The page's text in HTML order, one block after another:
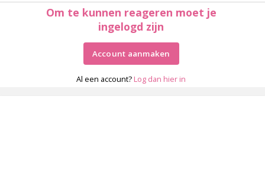
Om te kunnen reageren moet je
ingelogd zijn
Account aanmaken
Al een account? Log dan hier in